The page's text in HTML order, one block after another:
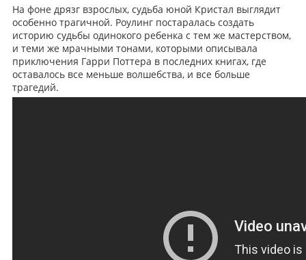
На фоне дрязг взрослых, судьба юной Кристал выглядит
особенно трагичной. Роулинг постаралась создать
историю судьбы одинокого ребенка с тем же мастерством,
и теми же мрачными тонами, которыми описывала
приключения Гарри Поттера в последних книгах, где
оставалось все меньше волшебства, и все больше
трагедий.